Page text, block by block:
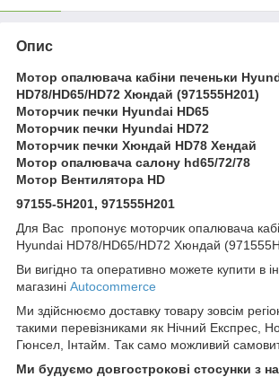
Опис
Мотор опалювача кабіни печеньки
HD78/HD65/HD72 Хюндай (971555H201)
Моторчик печки Hyundai HD65
Моторчик печки Hyundai HD72
Моторчик печки Хюндай HD78 Хендай
Мотор опалювача салону hd65/72/78
Мотор Вентилятора HD
97155-5H201, 971555H201
Для Вас пропонує моторчик опалювача
Hyundai HD78/HD65/HD72 Хюндай
Ви вигідно та оперативно можете купити в
магазині Autocommerce
Ми здійснюємо доставку товару зовсім
такими перевізниками як Нічний Експрес,
Гюнсел, Інтайм. Так само можливий
Ми будуємо довгострокові стосунки з